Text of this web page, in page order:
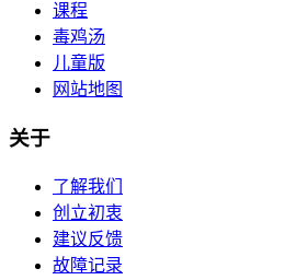
课程
毒鸡汤
儿童版
网站地图
关于
了解我们
创立初衷
建议反馈
故障记录